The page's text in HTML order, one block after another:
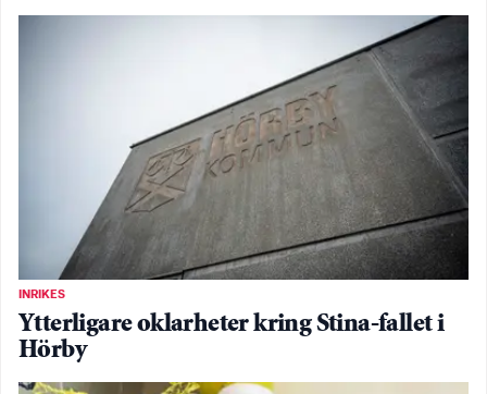
INRIKES
Ytterligare oklarheter kring Stina-fallet i
Hörby